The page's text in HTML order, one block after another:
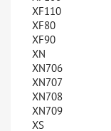
XF110
XF80
XF90
XN
XN706
XN707
XN708
XN709
XS